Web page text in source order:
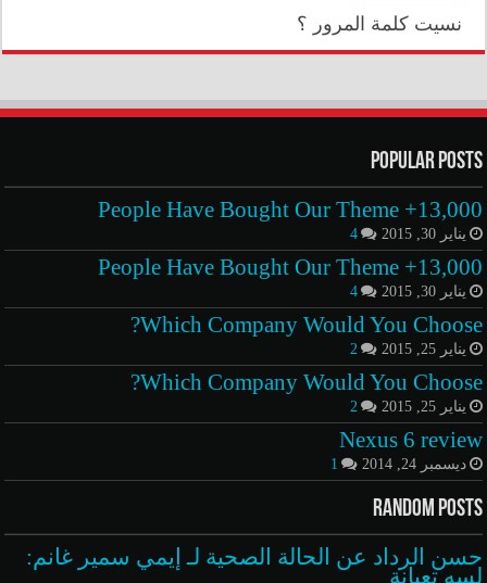
نسيت كلمة المرور ؟
Popular Posts
13,000+ People Have Bought Our Theme
يناير 30, 2015 4
13,000+ People Have Bought Our Theme
يناير 30, 2015 4
Which Company Would You Choose?
يناير 25, 2015 2
Which Company Would You Choose?
يناير 25, 2015 2
Nexus 6 review
ديسمبر 24, 2014 1
Random Posts
حسن الرداد عن الحالة الصحية لـ إيمي سمير غانم:
لسه تعبانة